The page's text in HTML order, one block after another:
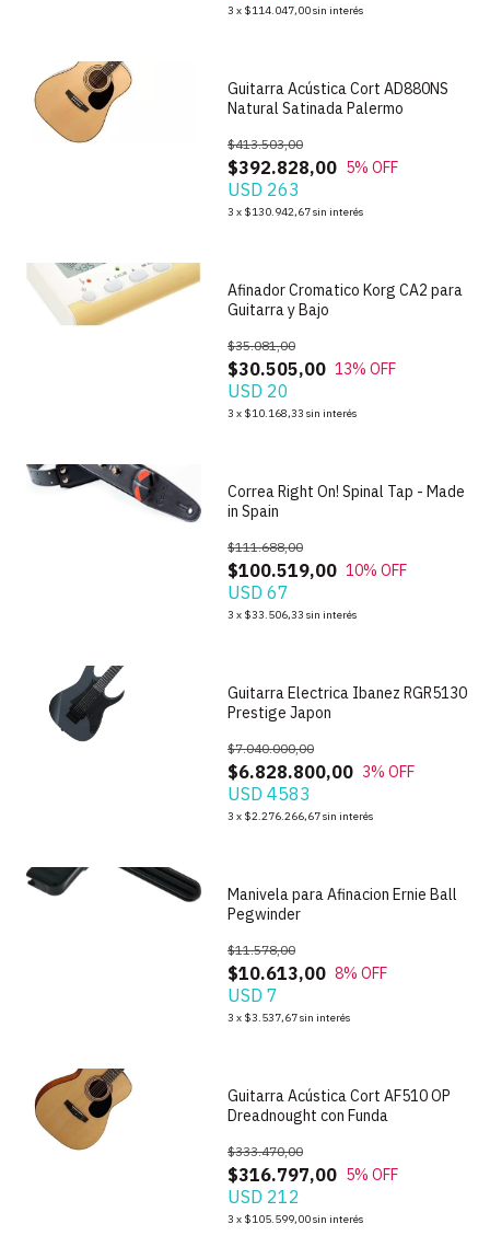
3 x $114.047,00sin interés
Guitarra Acústica Cort AD880NS
Natural Satinada Palermo
$392.828,00
$413.503,00
5% OFF
USD 263
3 x $130.942,67sin interés
Afinador Cromatico Korg CA2 para
Guitarra y Bajo
$30.505,00
$35.081,00
13% OFF
USD 20
3 x $10.168,33 sin interés
Correa Right On! Spinal Tap - Made
in Spain
$100.519,00
$111.688,00
10% OFF
USD 67
3 x $33.506,33 sin interés
Guitarra Electrica Ibanez RGR5130
Prestige Japon
$6.828.800,00
$7.040.000,00
3% OFF
USD 4583
3 x $2.276.266,67sin interés
Manivela para Afinacion Ernie Ball
Pegwinder
$10.613,00
$11.578,00
8% OFF
USD 7
3 x $3.537,67sin interés
Guitarra Acústica Cort AF510 OP
Dreadnought con Funda
$316.797,00
$333.470,00
5% OFF
USD 212
3 x $105.599,00sin interés